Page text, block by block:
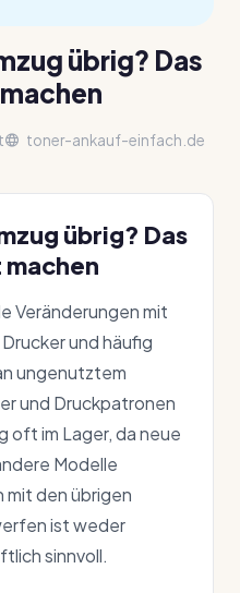
übrig? Das
toner-ankauf-einfach.de
übrig? Das
Veränderungen mit
und häufig
ungenutztem
und Druckpatronen
oft im Lager, da neue
Modelle
den übrigen
ist weder
sinnvoll.